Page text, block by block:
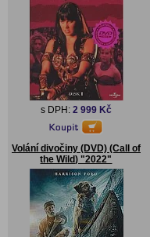
s DPH: 2 999 Kč
Volání divočiny (DVD) (Call of
the Wild) "2022"